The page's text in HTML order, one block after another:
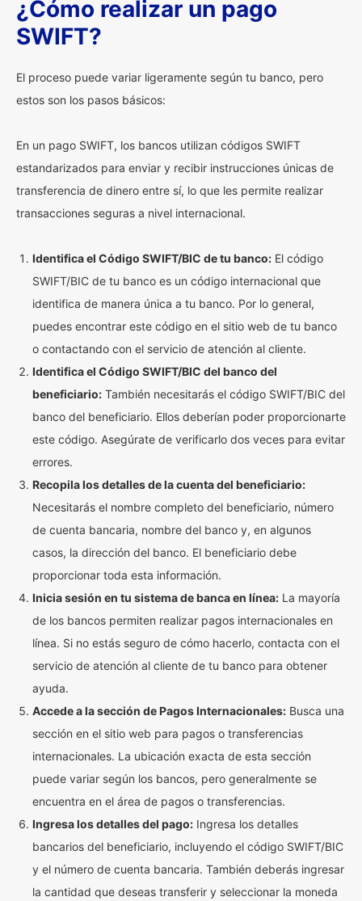
¿Cómo realizar un pago
SWIFT?
El proceso puede variar ligeramente según tu banco, pero
estos son los pasos básicos:
En un pago SWIFT, los bancos utilizan códigos SWIFT
estandarizados para enviar y recibir instrucciones únicas de
transferencia de dinero entre sí, lo que les permite realizar
transacciones seguras a nivel internacional.
Identifica el Código SWIFT/BIC de tu banco: El código
SWIFT/BIC de tu banco es un código internacional que
identifica de manera única a tu banco. Por lo general,
puedes encontrar este código en el sitio web de tu banco
o contactando con el servicio de atención al cliente.
Identifica el Código SWIFT/BIC del banco del
beneficiario: También necesitarás el código SWIFT/BIC del
banco del beneficiario. Ellos deberían poder proporcionarte
este código. Asegúrate de verificarlo dos veces para evitar
errores.
Recopila los detalles de la cuenta del beneficiario:
Necesitarás el nombre completo del beneficiario, número
de cuenta bancaria, nombre del banco y, en algunos
casos, la dirección del banco. El beneficiario debe
proporcionar toda esta información.
Inicia sesión en tu sistema de banca en línea: La mayoría
de los bancos permiten realizar pagos internacionales en
línea. Si no estás seguro de cómo hacerlo, contacta con el
servicio de atención al cliente de tu banco para obtener
ayuda.
Accede a la sección de Pagos Internacionales: Busca una
sección en el sitio web para pagos o transferencias
internacionales. La ubicación exacta de esta sección
puede variar según los bancos, pero generalmente se
encuentra en el área de pagos o transferencias.
Ingresa los detalles del pago: Ingresa los detalles
bancarios del beneficiario, incluyendo el código SWIFT/BIC
y el número de cuenta bancaria. También deberás ingresar
la cantidad que deseas transferir y seleccionar la moneda